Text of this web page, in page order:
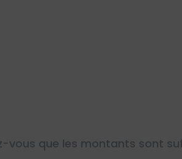
vous que les montants sont